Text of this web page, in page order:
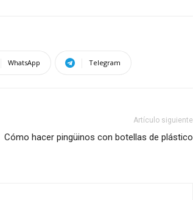
WhatsApp Telegram
Artículo siguiente
Cómo hacer pingüinos con botellas de plástico